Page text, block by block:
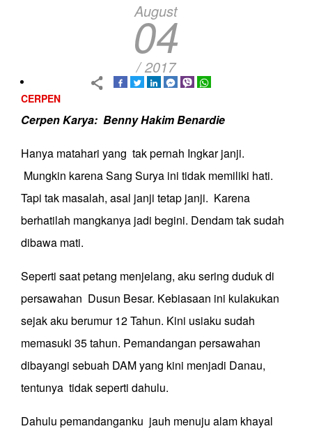
August
04
/ 2017
CERPEN
Cerpen Karya: Benny Hakim Benardie
Hanya matahari yang tak pernah Ingkar janji.
Mungkin karena Sang Surya ini tidak memiliki hati.
Tapi tak masalah, asal janji tetap janji. Karena
berhatilah mangkanya jadi begini. Dendam tak sudah
dibawa mati.
Seperti saat petang menjelang, aku sering duduk di
persawahan Dusun Besar. Kebiasaan ini kulakukan
sejak aku berumur 12 Tahun. Kini usiaku sudah
memasuki 35 tahun. Pemandangan persawahan
dibayangi sebuah DAM yang kini menjadi Danau,
tentunya tidak seperti dahulu.
Dahulu pemandanganku jauh menuju alam khayal